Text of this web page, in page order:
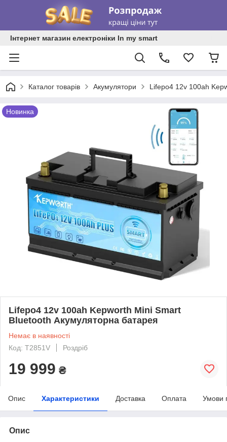
Інтернет магазин електроніки In my smart
Каталог товарів Акумулятори Lifepo4 12v 100ah
Новинка
Lifepo4 12v 100ah Kepworth Mini Smart
Bluetooth Акумуляторна батарея
Немає в наявності
Код: T2851V
Роздріб
19 999 ₴
Опис Характеристики Доставка Оплата Умови
Опис